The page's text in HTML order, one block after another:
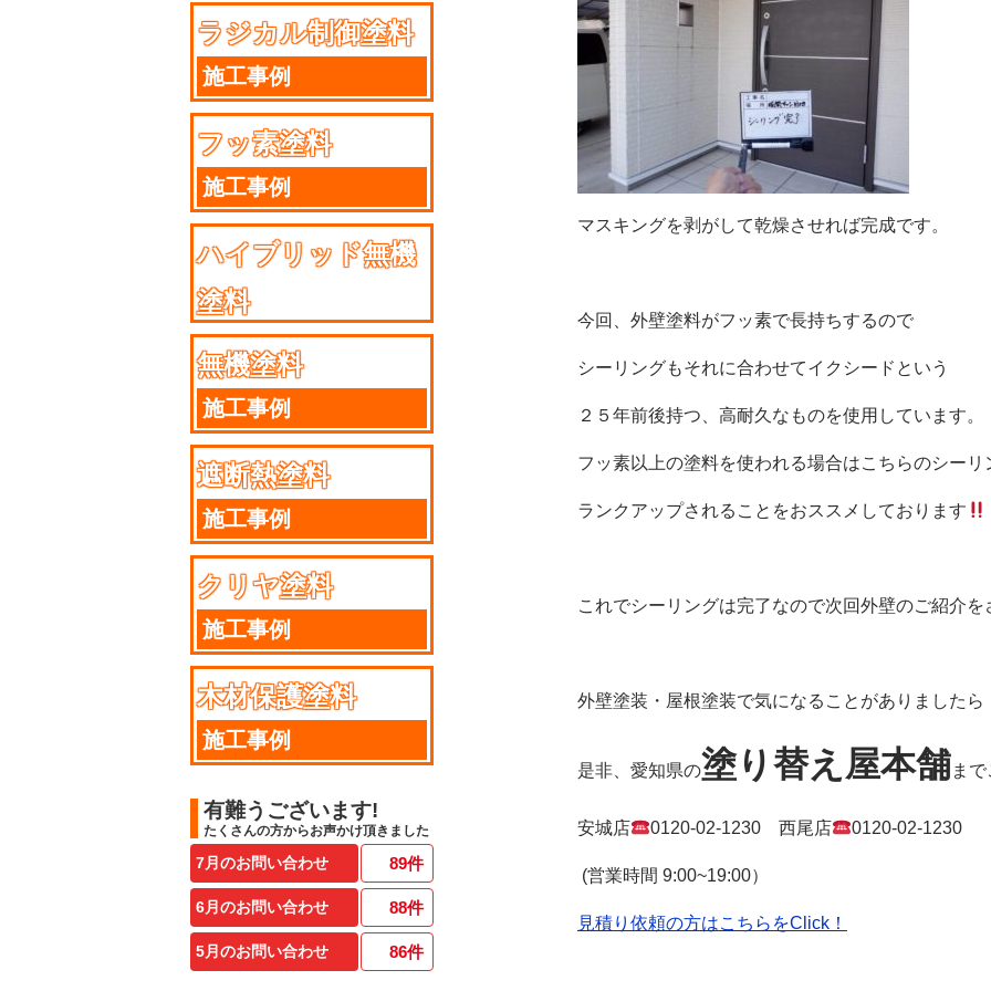
マスキングを剥がして乾燥させれば完成です。
今回、外壁塗料がフッ素で長持ちするので
シーリングもそれに合わせてイクシードという
２５年前後持つ、高耐久なものを使用しています。
フッ素以上の塗料を使われる場合はこちらのシーリ
ランクアップされることをおススメしております
これでシーリングは完了なので次回外壁のご紹介
外壁塗装・屋根塗装で気になることがありましたら
是非、愛知県の塗り替え屋本舗ま
安城店 0120-02-1230 西尾店 0120-02-1230
(営業時間 9:00~19:00）
見積り依頼の方はこちらをClick！
ラジカル制御塗料
施工事例
フッ素塗料
施工事例
ハイブリッド無機
塗料
施工事例
無機塗料
施工事例
遮断熱塗料
施工事例
クリヤ塗料
施工事例
木材保護塗料
施工事例
有難うございます!
たくさんの方からお声かけ頂きました
7月のお問い合わせ 89件
6月のお問い合わせ 88件
5月のお問い合わせ 86件